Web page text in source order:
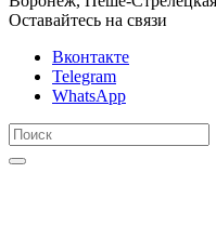
Оставайтесь на связи
Вконтакте
Telegram
WhatsApp